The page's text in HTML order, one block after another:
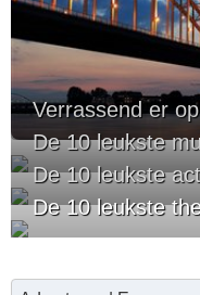
Verrassend er
De 10 leukste
De 10 leukste
De 10 leukste